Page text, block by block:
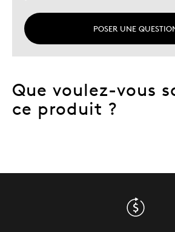
POSER UNE
Que voulez-vous
ce produit ?